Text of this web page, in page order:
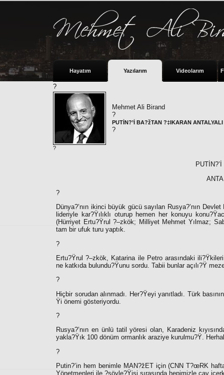
Hayatım Yazılarım Videolarım
?
Mehmet Ali Birand
?
PUTİN?’İ BA?žTAN ?‡IKARAN
?
?
?
Dünya?’nın ikinci büyük gücü sayılan Rusya?’nın
lideriyle kar?Ÿılıklı oturup hemen her konuyu
(Hürriyet Ertu?Ÿrul ?–zkök; Milliyet Mehmet Yılmaz;
tam bir ufuk turu yaptık.
?
Ertu?Ÿrul ?–zkök, Katarina ile Petro arasındaki
ne katkıda bulundu?Ÿunu sordu. Tabii bunlar açılı?Ÿ
?
Hiçbir sorudan alınmadı. Her?Ÿeyi yanıtladı. Türk
Ÿi önemi gösteriyordu.
?
Rusya?’nın en ünlü tatil yöresi olan, Karadeniz
yakla?Ÿık 100 dönüm ormanlık araziye kurulmu?Ÿ.
?
Putin?’in hem benimle MAN?žET için (CNN T?œRK
Yönetmenleri ile ?söyle?Ÿisi sırasında hepimizle çay